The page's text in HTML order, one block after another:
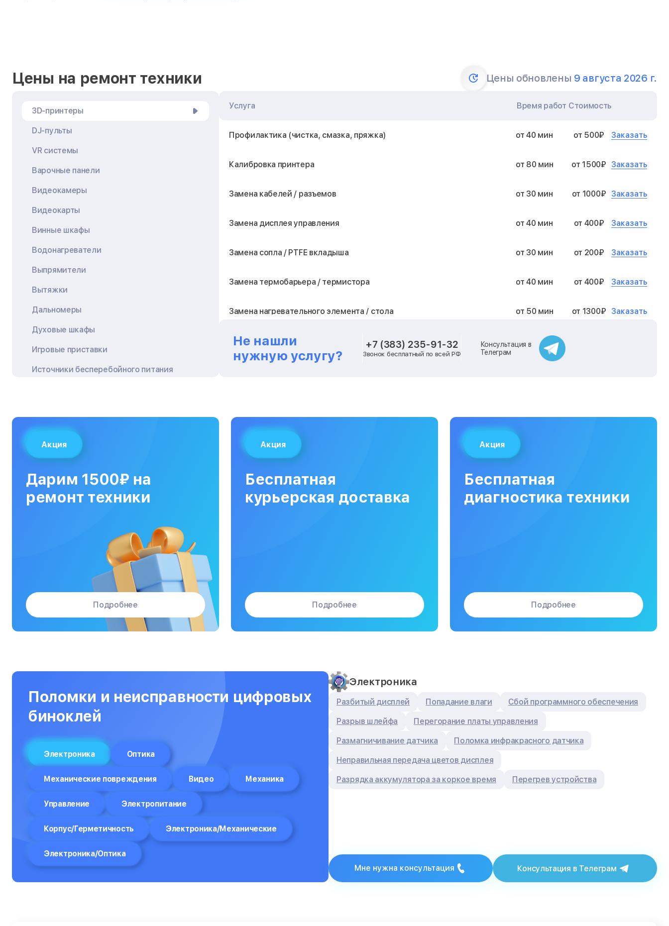
Цены на ремонт техники Цены обновлены 9 августа 2026 г.
3D-принтеры
DJ-пульты
VR системы
Варочные панели
Видеокамеры
Видеокарты
Винные шкафы
Водонагреватели
Выпрямители
Вытяжки
Дальномеры
Духовые шкафы
Игровые приставки
Источники бесперебойного питания
Кофемашины
Кухонные плиты
МФУ
Микроволновые печи
Морозильные камеры
Объективы
Компьютеры
Пароварки
Планшеты
Плоттеры
Принтеры
Услуга Время работ Стоимость
Профилактика (чистка, смазка, пряжка) от 40 мин от 500₽ Заказать
Калибровка принтера от 80 мин от 1500₽ Заказать
Замена кабелей / разъемов от 30 мин от 1000₽ Заказать
Замена дисплея управления от 40 мин от 400₽ Заказать
Замена сопла / PTFE вкладыша от 30 мин от 200₽ Заказать
Замена термобарьера / термистора от 40 мин от 400₽ Заказать
Замена нагревательного элемента / стола от 50 мин от 1300₽ Заказать
Замена блока питания от 40 мин
Замена платы лазерного модуля
Замена материнской платы от 40 мин
Сборка / разборка принтера от 120 мин
Не нашли
нужную услугу?
+7 (383) 235-91-32
Звонок бесплатный по всей РФ
Консультация в
Телеграм
Акция
Дарим 1500₽ на
ремонт техники
Подробнее
Акция
Бесплатная
курьерская доставка
Подробнее
Акция
Бесплатная
диагностика техники
Подробнее
Поломки и неисправности цифровых
биноклей
Электроника Оптика
Механические повреждения Видео Механика
Управление Электропитание
Корпус/Герметичность Электроника/Механические
Электроника/Оптика
Электроника
Разбитый дисплей Попадание влаги Сбой программного обеспечения
Разрыв шлейфа Перегорание платы управления
Размагничивание датчика Поломка инфракрасного датчика
Неправильная передача цветов дисплея
Разрядка аккумулятора за коркое время Перегрев устройства
Мне нужна консультация Консультация в Телеграм